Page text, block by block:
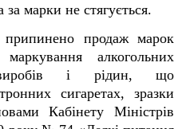
марки не стягується.
продаж марок
алкогольних
і рідин, що
сигаретах, зразки
Кабінету Міністрів